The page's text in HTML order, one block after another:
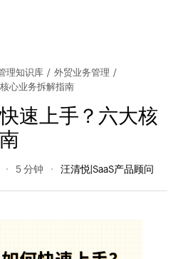
理知识库 / 外贸业务管理 /
心业务拆解指南
速上手？六大核
5 分钟 汪清悦|SaaS产品顾问